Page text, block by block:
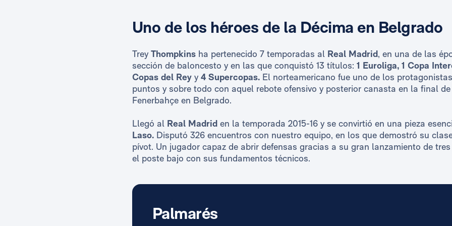
Uno de los héroes de la Décima en Belgrado
TreyThompkins ha pertenecido 7 temporadas al Real Madrid, en una de las
sección de baloncesto y en las que conquistó 13 títulos: 1 Euroliga, 1 Copa
Copas del Rey y4 Supercopas.El norteamericano fue uno de los
puntos y sobre todo con aquel rebote ofensivo y posterior canasta en la final
Fenerbahçe en Belgrado.
Llegó al Real Madrid en la temporada 2015-16 y se convirtió en una pieza
Laso.Disputó 326 encuentros con nuestro equipo, en los que demostró su
pívot. Un jugador capaz de abrir defensas gracias a su gran lanzamiento de
el poste bajo con sus fundamentos técnicos.
Palmarés